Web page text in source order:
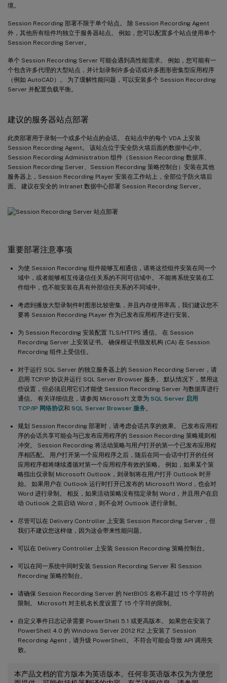
境。
Session Recording 部署不限于单个站点。 除 Session Recording Agent
外，其他所有组件均独立于服务器站点。 例如，您可以配置多个站点使用单个
Session Recording Server。
单个 Session Recording Server 可能会遇到高性能需求。 例如，您可能有一
个包含许多代理的大型站点，并计划录制许多会话或许多图形密集型应用程序
（例如 AutoCAD）。 为了缓解性能问题，可以安装多个 Session Recording
Server 并配置负载平衡。
建议的服务器站点部署
此类部署用于录制一个或多个站点的会话。 在站点中的每个 VDA 上安装
Session Recording Agent。 该站点位于安全防火墙后面的数据中心中。
Session Recording Administration 组件（Session Recording 数据库、
Session Recording Server、Session Recording 策略控制台）安装在其他
服务器上，Session Recording Player 安装在工作站上，全部位于防火墙后
面。 建议在安全的 Intranet 数据中心部署 Session Recording Server。
重要部署注意事项
为使 Session Recording 组件能够互相通信，请将这些组件安装在同一个
域中，或者能够相互传递信任关系的不同可信域中。 不能将系统安装在工
作组中，也不能安装在具有外部信任关系的不同域中。
考虑到播放大型录制件时图形比较密集，并且内存使用率高，我们建议您不
要将 Session Recording Player 作为已发布应用程序进行安装。
为 Session Recording 安装配置 TLS/HTTPS 通信。 在 Session
Recording Server 上安装证书。 确保根证书颁发机构 (CA) 在 Session
Recording 组件上受信任。
对于运行 SQL Server 的独立服务器上的 Session Recording Server，请
启用 TCP/IP 协议并运行 SQL Server Browser 服务。 默认情况下，禁用这
些设置，但必须启用它们才能使 Session Recording Server 与数据库进行
通信。 有关详细信息，请参阅 Microsoft 文章为 SQL Server 启用
TCP/IP 网络协议和 SQL Server Browser 服务。
规划 Session Recording 部署时，请考虑会话共享的效果。 已发布应用程
序的会话共享可能会与已发布应用程序的 Session Recording 策略规则相
冲突。 Session Recording 将活动策略与用户打开的第一个已发布应用程
序相匹配。 用户打开第一个应用程序之后，随后在同一会话中打开的任何
应用程序都将继续遵循对第一个应用程序有效的策略。 例如，如果某个策
略指出仅录制 Microsoft Outlook，则录制将在用户打开 Outlook 时开
始。 如果用户在 Outlook 运行时打开已发布的 Microsoft Word，也会对
Word 进行录制。 相反，如果活动策略没有指定录制 Word，并且用户在启
动 Outlook 之前启动 Word，则不会对 Outlook 进行录制。
尽管可以在 Delivery Controller 上安装 Session Recording Server，但
我们不建议您这样做，因为这会带来性能问题。
可以在 Delivery Controller 上安装 Session Recording 策略控制台。
可以在同一系统中同时安装 Session Recording Server 和 Session
Recording 策略控制台。
请确保 Session Recording Server 的 NetBIOS 名称不超过 15 个字符的
限制。 Microsoft 对主机名长度设置了 15 个字符的限制。
自定义事件日志记录需要 PowerShell 5.1 或更高版本。 如果您在安装了
PowerShell 4.0 的 Windows Server 2012 R2 上安装了 Session
Recording Agent，请升级 PowerShell。 不符合可能会导致 API 调用失
败。
本产品文档的官方版本为英语版本。任何非英语版本仅为方便您